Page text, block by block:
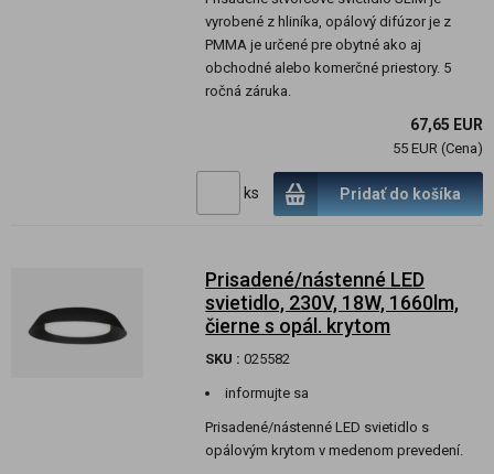
vyrobené z hliníka, opálový difúzor je z
PMMA je určené pre obytné ako aj
obchodné alebo komerčné priestory. 5
ročná záruka.
67,65 EUR
55 EUR (Cena)
ks Pridať do košíka
Prisadené/nástenné LED
svietidlo, 230V, 18W, 1660lm,
čierne s opál. krytom
SKU : 025582
informujte sa
Prisadené/nástenné LED svietidlo s
opálovým krytom v medenom prevedení.